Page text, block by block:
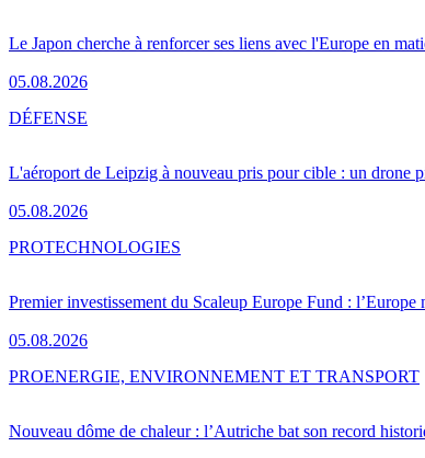
Le Japon cherche à renforcer ses liens avec l'Europe en
05.08.2026
L'aéroport de Leipzig à nouveau pris pour cible : un drone
05.08.2026
DÉFENSE
Premier investissement du Scaleup Europe Fund :
05.08.2026
PROTECHNOLOGIES
Nouveau dôme de chaleur : l’Autriche bat son record
PROENERGIE, ENVIRONNEMENT ET TRANSPORT